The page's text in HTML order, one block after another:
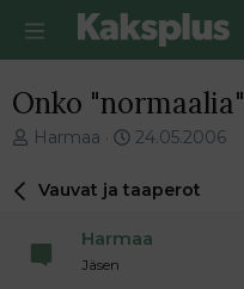
Onko "normaalia"
V
e
i
Harmaa
E
s
m
24.05.2006
Vauvat ja taaperot
Harmaa
Jäsen